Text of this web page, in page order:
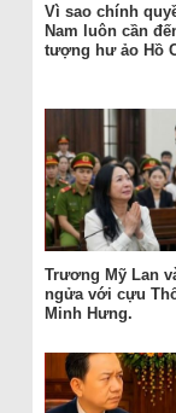
Vì sao chính
Nam luôn cần
tượng hư ảo Hồ
Trương Mỹ Lan
ngửa với cựu
Minh Hưng.